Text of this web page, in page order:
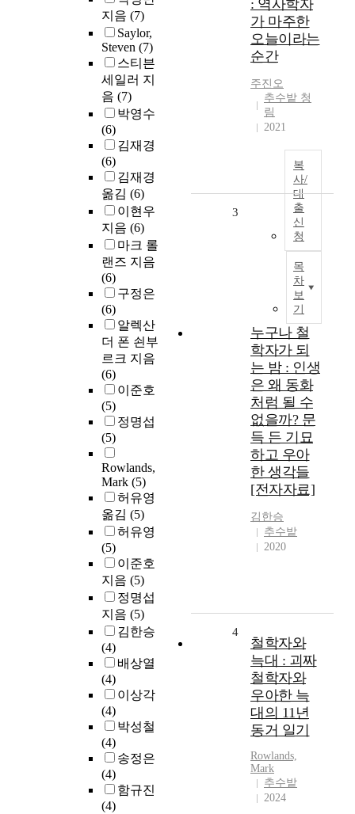
지음 (7)
Saylor,
Steven (7)
스티븐
세일러 지
음 (7)
박영수
(6)
김재경
(6)
김재경
옮김 (6)
이현우
지음 (6)
마크 롤
랜즈 지음
(6)
구정은
(6)
알렉산
더 폰 쇤부
르크 지음
(6)
이준호
(5)
정명섭
(5)
Rowlands,
Mark (5)
허유영
옮김 (5)
허유영
(5)
이준호
지음 (5)
정명섭
지음 (5)
김한승
(4)
배상열
(4)
이상각
(4)
박성철
(4)
송정은
(4)
함규진
(4)
: 역사학자
가 마주한
오늘이라는
순간
주진오
추수밭 청
림
2021
복
사/
대
출
신
청
목
차
보
기
3
누구나 철
학자가 되
는 밤 : 인생
은 왜 동화
처럼 될 수
없을까? 문
득 든 기묘
하고 우아
한 생각들
[전자자료]
김한승
추수밭
2020
4
철학자와
늑대 : 괴짜
철학자와
우아한 늑
대의 11년
동거 일기
Rowlands,
Mark
추수밭
2024